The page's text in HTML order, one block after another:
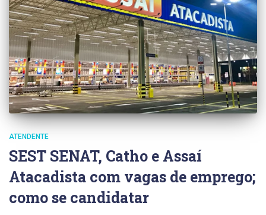
ATENDENTE
SEST SENAT, Catho e Assaí
Atacadista com vagas de emprego;
como se candidatar